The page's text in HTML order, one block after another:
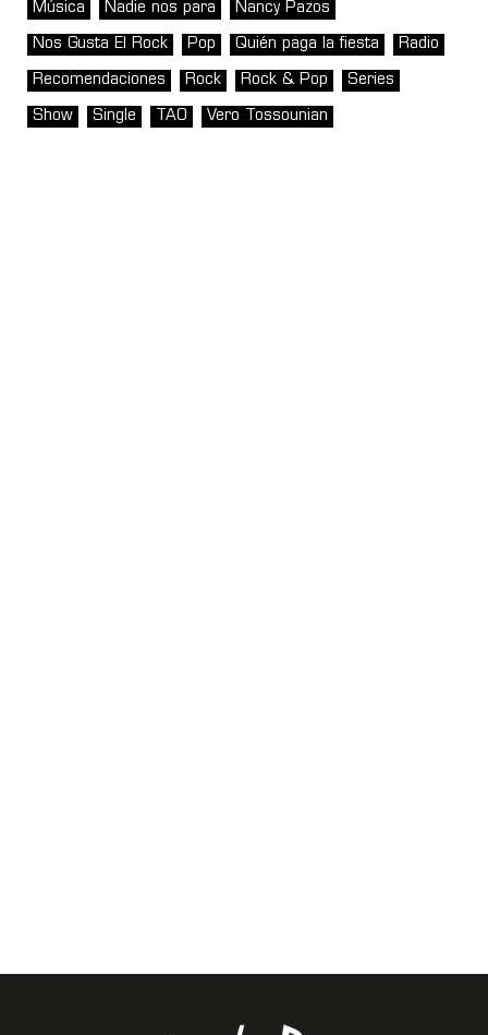
Música Nadie nos para Nancy Pazos
Nos Gusta El Rock Pop Quién paga la fiesta Radio
Recomendaciones Rock Rock & Pop Series
Show Single TAO Vero Tossounian